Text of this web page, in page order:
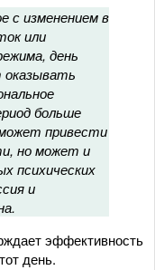
с изменением в
или
день
больше
привести
но может и
психических
и
эффективность
день.